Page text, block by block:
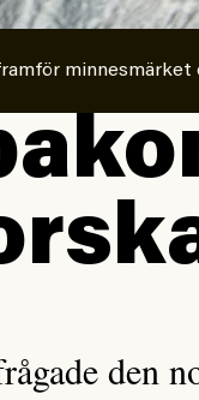
minnesmärket
den